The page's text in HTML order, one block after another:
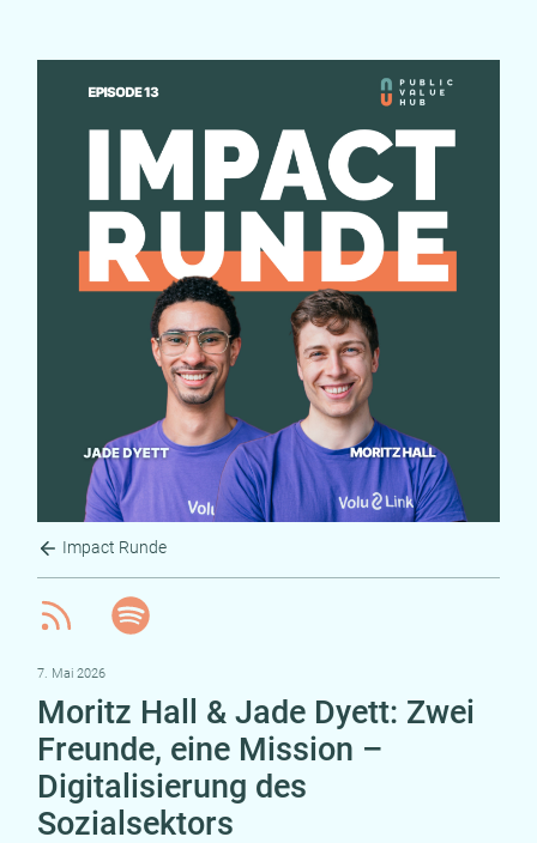
Impact Runde
7. Mai 2026
Moritz Hall & Jade Dyett: Zwei
Freunde, eine Mission –
Digitalisierung des
Sozialsektors